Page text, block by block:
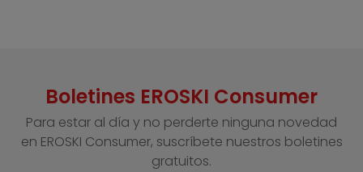
Boletines EROSKI Consumer
Para estar al día y no perderte ninguna novedad
en EROSKI Consumer, suscríbete nuestros boletines
gratuitos.